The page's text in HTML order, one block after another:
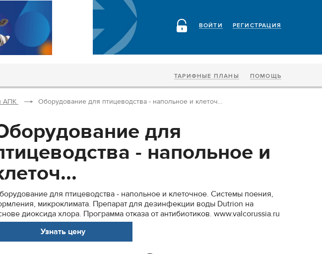
РЕГИСТРАЦИЯ
ВОЙТИ
ТАРИФНЫЕ ПЛАНЫ ПОМОЩЬ
АПК Оборудование для птицеводства - напольное и клеточ...
для
- напольное и
для птицеводства - напольное и клеточное. Системы поения,
микроклимата. Препарат для дезинфекции воды Dutrion на
диоксида хлора. Программа отказа от антибиотиков. www.valcorussia.ru
Узнать цену